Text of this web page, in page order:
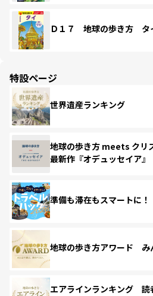
Ｄ１７ 地球の歩き方 タ
特設ページ
世界遺産ランキング
地球の歩き方 meets クリ
最新作『オデュッセイア』
準備も滞在もスマートに
地球の歩き方アワード み
エアラインランキング 読